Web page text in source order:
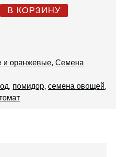
В КОРЗИНУ
и оранжевые, Семена
, помидор, семена овощей,